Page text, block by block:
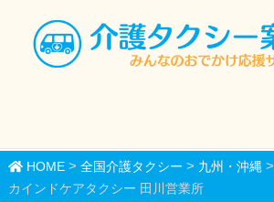
HOME> 全国介護タクシー > 九州・沖縄>
カインドケアタクシー 田川営業所